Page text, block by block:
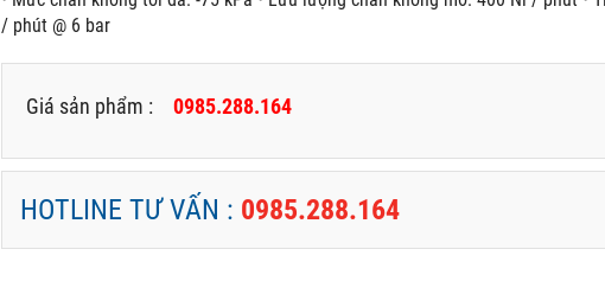
/ phút @ 6 bar
Giá sản phẩm : 0985.288.164
HOTLINE TƯ VẤN : 0985.288.164